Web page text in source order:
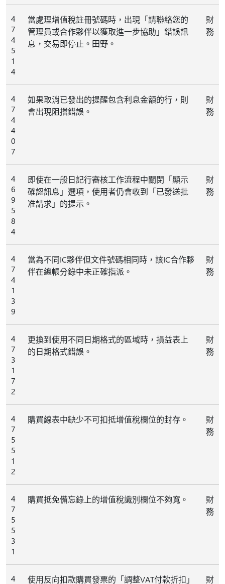
4
7
4
5
1
4
當處理增值稅註冊號碼時，出現「請聯絡您的
管理員或合作夥伴以獲取進一步協助」錯誤訊
息，交易即停止。田野。
財
務
4
7
4
4
0
7
如果取消已發出的提醒包含利息金額的行，則
會出現阻擋錯誤。
財
務
4
6
9
5
8
4
即使在一般日記行審核工作流程中關閉「顯示
確認訊息」選項，使用者仍會收到「已發送批
准請求」的提示。
財
務
4
7
4
1
3
9
當為不同IC夥伴但文件號碼相同時，該IC合作夥
伴在總帳分錄中未正確指派。
財
務
4
7
3
1
7
2
更換到使用不同日期格式的區域時，損益表上
的日期格式錯誤。
財
務
4
7
5
5
1
2
購買線表中缺少不可扣抵增值稅欄位的封存。
財
務
4
7
5
5
3
1
購買抵免備忘錄上的增值稅識別欄位不夠寬。
財
務
4
使用反向扣款購買發票的「調整VAT付款折扣」 財